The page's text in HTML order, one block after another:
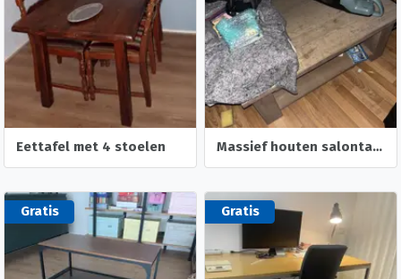
Eettafel met 4 stoelen Massief houten salontafel
Gratis Gratis